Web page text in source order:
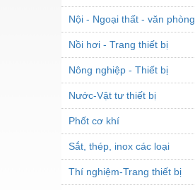
Nội - Ngoại thất - văn phòng
Nồi hơi - Trang thiết bị
Nông nghiệp - Thiết bị
Nước-Vật tư thiết bị
Phốt cơ khí
Sắt, thép, inox các loại
Thí nghiệm-Trang thiết bị